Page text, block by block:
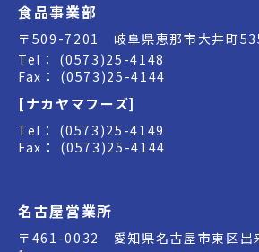
食品事業部
〒509-7201 岐阜県恵那市大井町
Tel： (0573)25-4148
Fax： (0573)25-4144
[ナカヤマフーズ]
Tel： (0573)25-4149
Fax： (0573)25-4144
名古屋営業所
〒461-0032 愛知県名古屋市東区出